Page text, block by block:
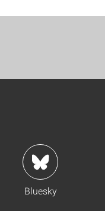
Bluesky